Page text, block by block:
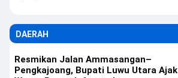
DAERAH
Resmikan Jalan Ammasangan–
Pengkajoang, Bupati Luwu Utara Ajak